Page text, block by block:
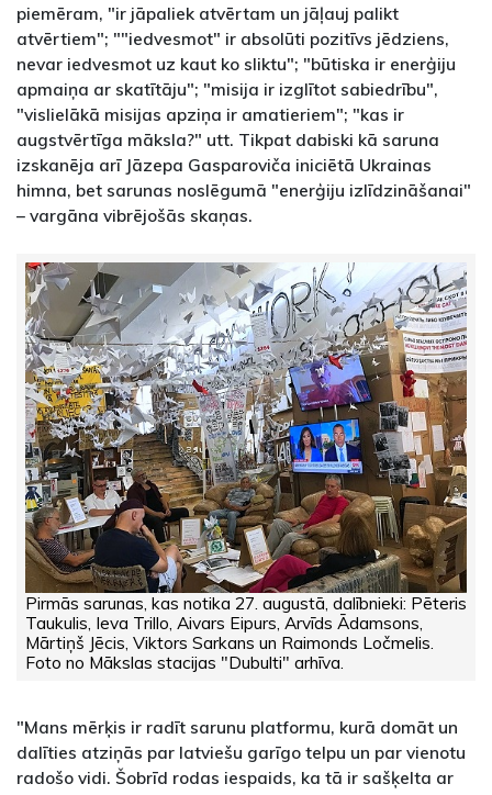
piemēram, "ir jāpaliek atvērtam un jāļauj palikt
atvērtiem"; ""iedvesmot" ir absolūti pozitīvs jēdziens,
nevar iedvesmot uz kaut ko sliktu"; "būtiska ir enerģiju
apmaiņa ar skatītāju"; "misija ir izglītot sabiedrību",
"vislielākā misijas apziņa ir amatieriem"; "kas ir
augstvērtīga māksla?" utt. Tikpat dabiski kā saruna
izskanēja arī Jāzepa Gasparoviča iniciētā Ukrainas
himna, bet sarunas noslēgumā "enerģiju izlīdzināšanai"
– vargāna vibrējošās skaņas.
Pirmās sarunas, kas notika 27. augustā, dalībnieki: Pēteris
Taukulis, Ieva Trillo, Aivars Eipurs, Arvīds Ādamsons,
Mārtiņš Jēcis, Viktors Sarkans un Raimonds Ločmelis.
Foto no Mākslas stacijas "Dubulti" arhīva.
"Mans mērķis ir radīt sarunu platformu, kurā domāt un
dalīties atziņās par latviešu garīgo telpu un par vienotu
radošo vidi. Šobrīd rodas iespaids, ka tā ir sašķelta ar